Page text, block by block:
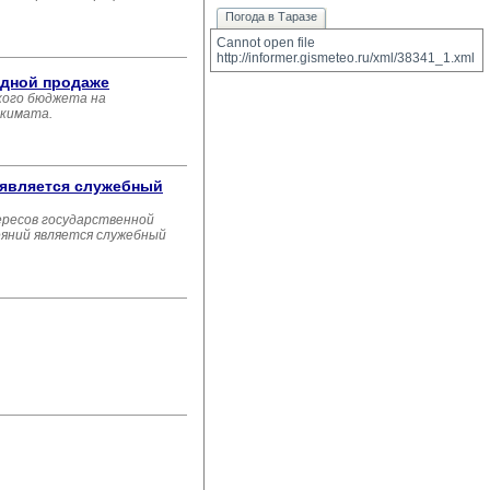
продаже
бюджета на
служебный
государственной
является служебный
Погода в Таразе
Cannot open file
http://informer.gismeteo.ru/xml/38341_1.xml